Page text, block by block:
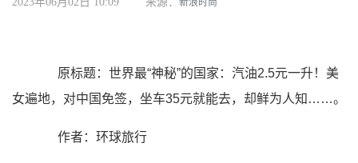
原标题：世界最“神秘”的国家：汽油2.5元一升！美
女遍地，对中国免签，坐车35元就能去，却鲜为人知……。
作者：环球旅行